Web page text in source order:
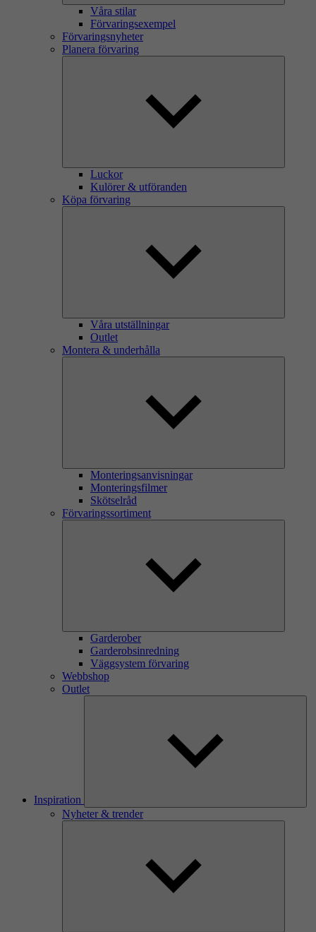
Våra stilar
Förvaringsexempel
Förvaringsnyheter
Planera förvaring
Luckor
Kulörer & utföranden
Köpa förvaring
Våra utställningar
Outlet
Montera & underhålla
Monteringsanvisningar
Monteringsfilmer
Skötselråd
Förvaringssortiment
Garderober
Garderobsinredning
Väggsystem förvaring
Webbshop
Outlet
Inspiration
Nyheter & trender